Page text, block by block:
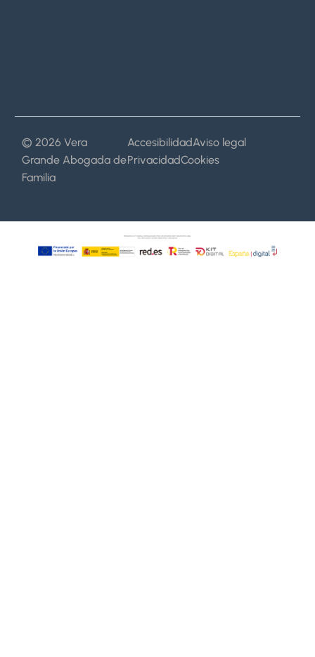
© 2026 Vera
Grande Abogada de
Familia
AccesibilidadAviso legal
PrivacidadCookies